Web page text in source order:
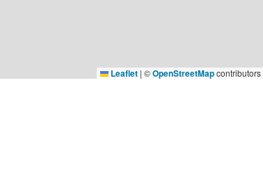
Leaflet | ©OpenStreetMapcontributors